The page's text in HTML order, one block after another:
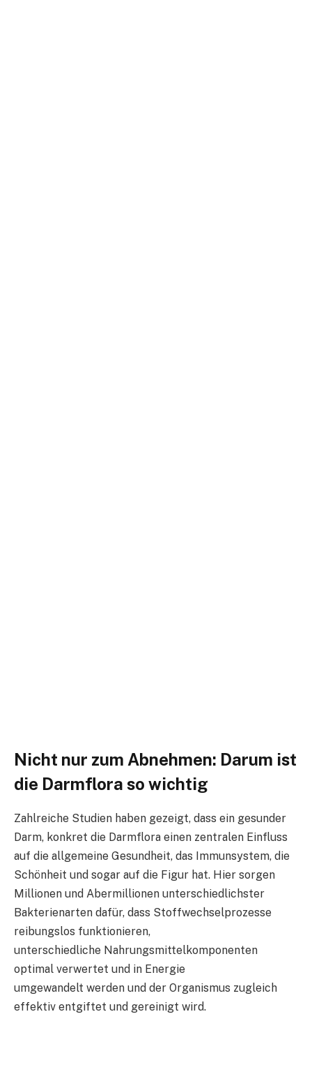
Nicht nur zum Abnehmen: Darum ist
die Darmflora so wichtig
Zahlreiche Studien haben gezeigt, dass ein gesunder
Darm, konkret die Darmflora einen zentralen Einfluss
auf die allgemeine Gesundheit, das Immunsystem, die
Schönheit und sogar auf die Figur hat. Hier sorgen
Millionen und Abermillionen unterschiedlichster
Bakterienarten dafür, dass Stoffwechselprozesse
reibungslos funktionieren,
unterschiedliche Nahrungsmittelkomponenten
optimal verwertet und in Energie
umgewandelt werden und der Organismus zugleich
effektiv entgiftet und gereinigt wird.